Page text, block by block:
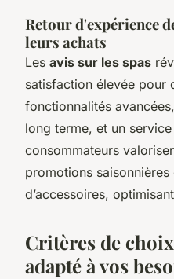
Retour d'expérience
leurs achats
Les avis sur les spas
satisfaction élevée pour
fonctionnalités
long terme, et un
consommateurs
promotions
d’accessoires,
Critères de
adapté à vos